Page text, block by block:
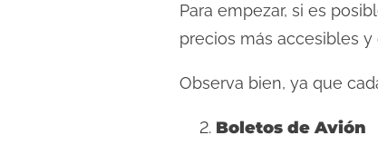
Para empezar, si es
precios más accesibles
Observa bien, ya que
Boletos de Avión